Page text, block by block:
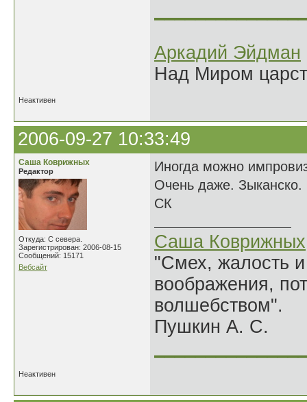
Аркадий Эйдман
Над Миром
Неактивен
2006-09-27 10:33:49
Саша Коврижных
Редактор
Откуда: С севера.
Зарегистрирован: 2006-08-15
Сообщений: 15171
Вебсайт
Иногда можно
Очень даже. Зыканско.
СК
Саша Коврижных
"Смех, жалость
воображения,
волшебством".
Пушкин А. С.
Неактивен